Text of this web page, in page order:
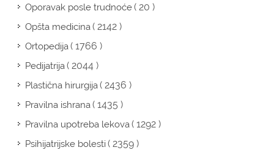
Oporavak posle trudnoće( 20 )
Opšta medicina( 2142 )
Ortopedija( 1766 )
Pedijatrija( 2044 )
Plastična hirurgija( 2436 )
Pravilna ishrana( 1435 )
Pravilna upotreba lekova( 1292 )
Psihijatrijske bolesti( 2359 )